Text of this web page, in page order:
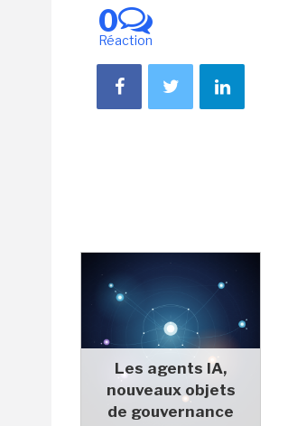
0
Réaction
Les agents IA,
nouveaux objets
de gouvernance